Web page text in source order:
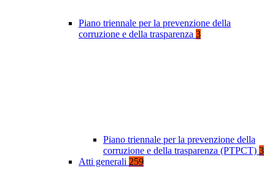
Piano triennale per la prevenzione della
corruzione e della trasparenza 3
Piano triennale per la prevenzione della
corruzione e della trasparenza (PTPCT) 3
Atti generali 259